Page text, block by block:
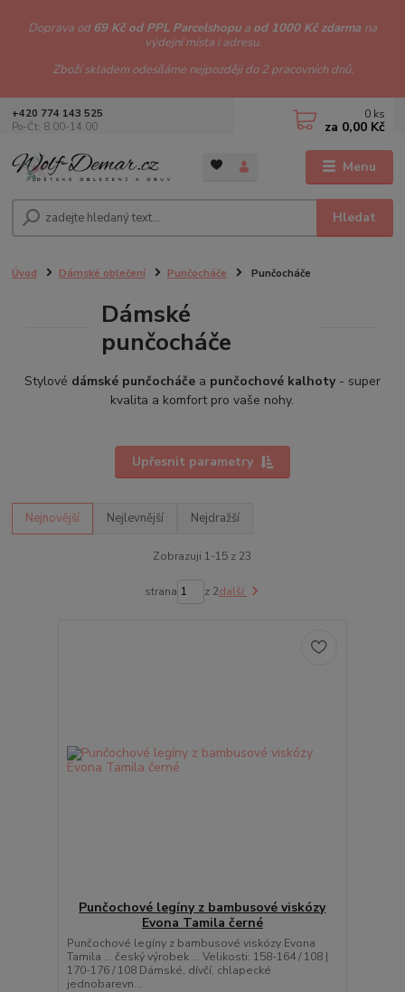
Doprava od69 Kč od PPL Parcelshopu a od 1000 Kč zdarma na
výdejní místa i adresu.
Zboží skladem odesíláme nejpozději do 2 pracovních dnů.
Menu
Hledat
+420 774 143 525
Po-Čt: 8.00-14.00
0 ks
za 0,00 Kč
Úvod Dámské oblečení Punčocháče Punčocháče
Dámské
punčocháče
Stylové dámské punčocháčea punčochové kalhoty- super
kvalita a komfort pro vaše nohy.
Upřesnit parametry
Nejnovější Nejlevnější Nejdražší
Zobrazuji 1-15 z 23
strana z 2další
Punčochové legíny z bambusové viskózy
Evona Tamila černé
Punčochové legíny z bambusové viskózy Evona
Tamila ... český výrobek ... Velikosti: 158-164 / 108 |
170-176 / 108 Dámské, dívčí, chlapecké
jednobarevn...